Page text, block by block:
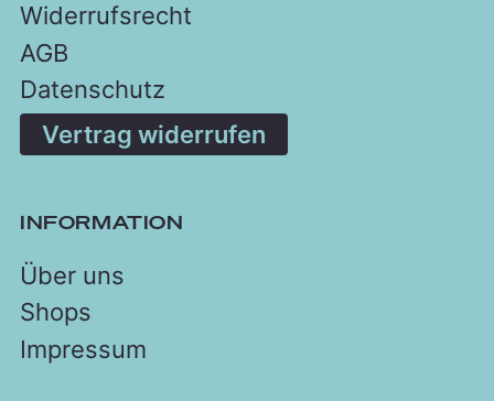
Widerrufsrecht
AGB
Datenschutz
Vertrag widerrufen
INFORMATION
Über uns
Shops
Impressum